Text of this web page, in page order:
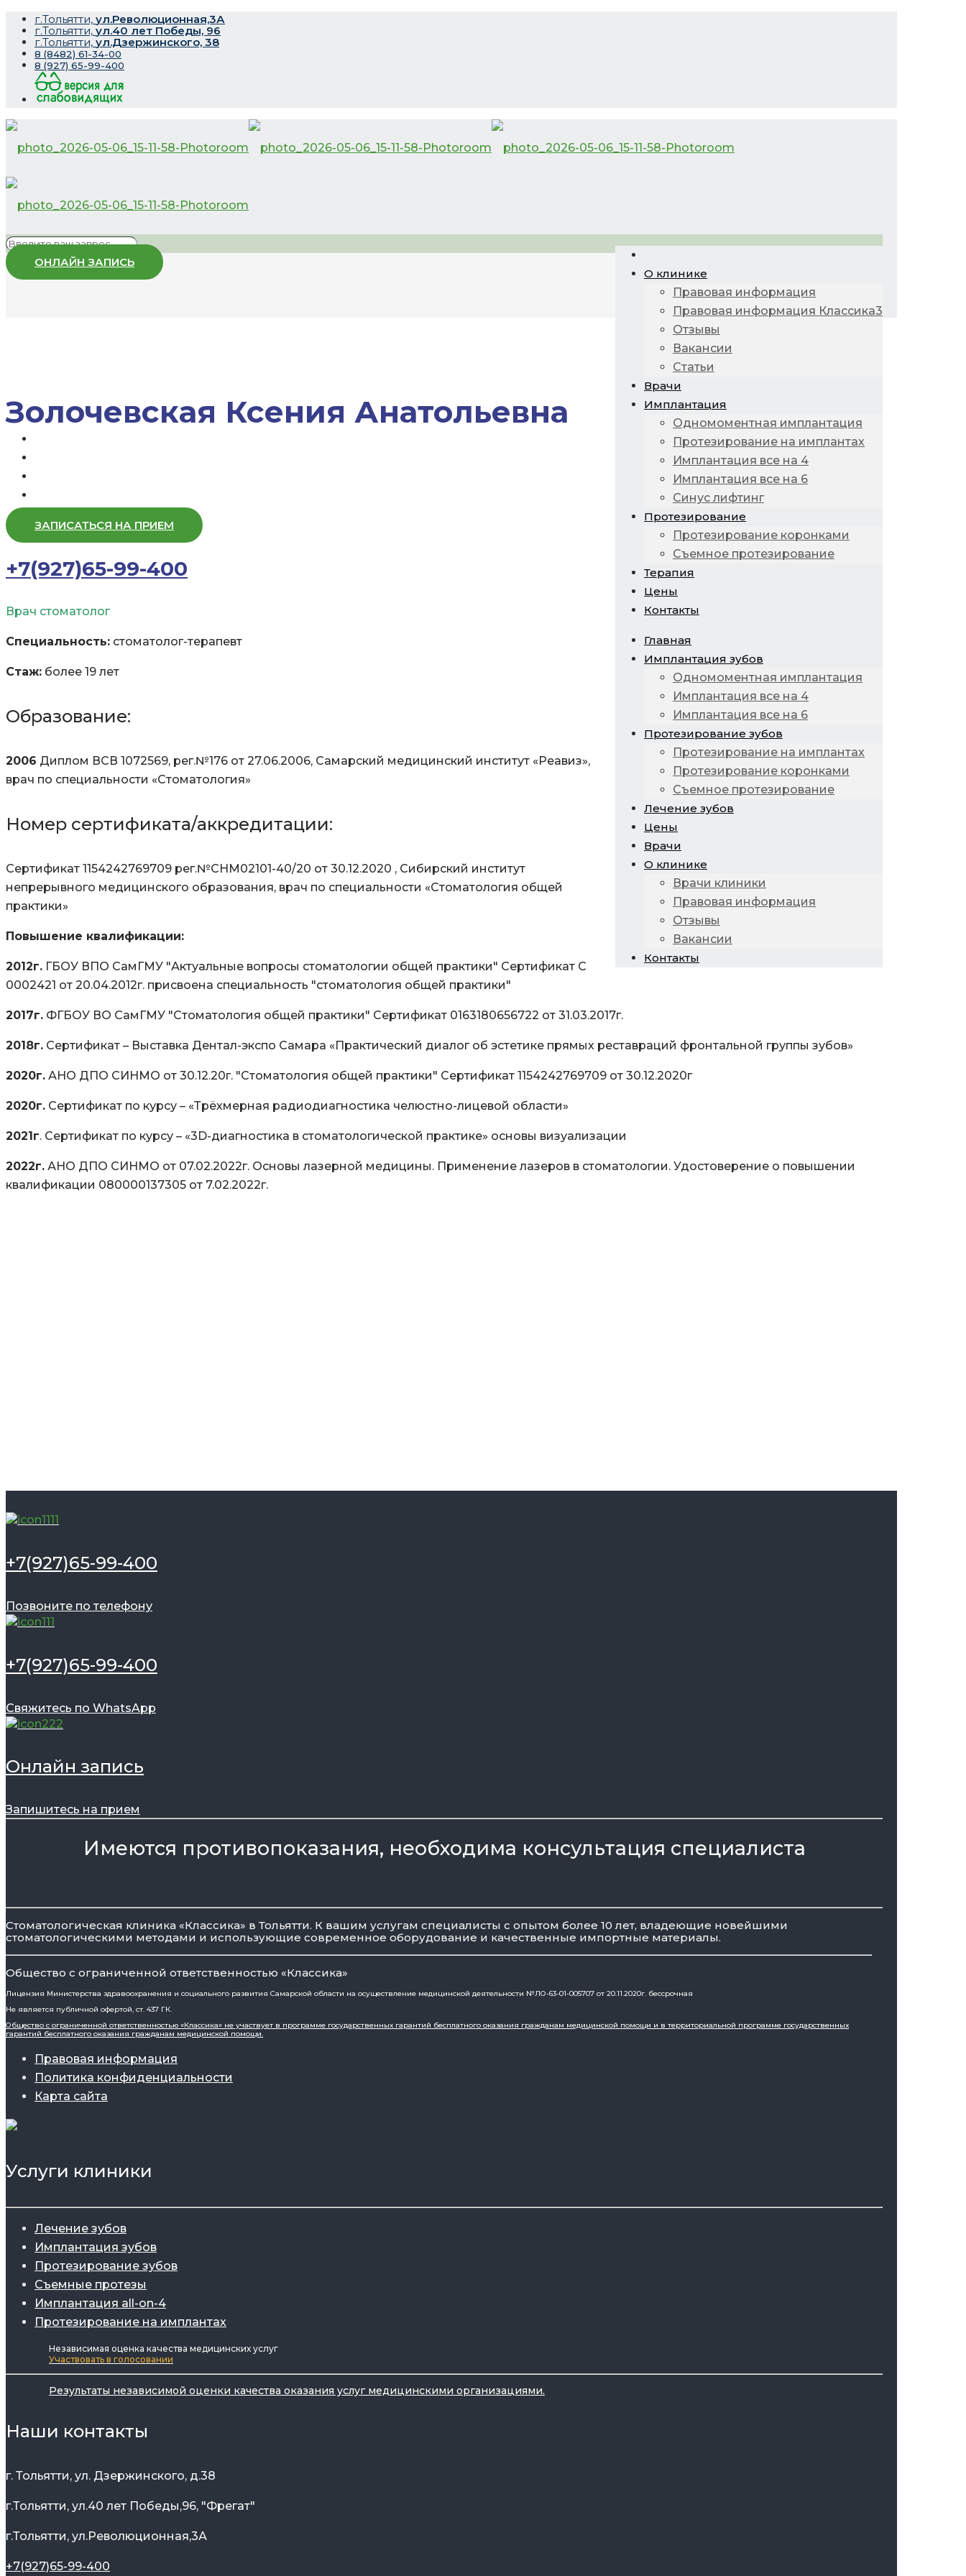
г.Тольятти, ул.Революционная,3А
г.Тольятти, ул.40 лет Победы, 96
г.Тольятти, ул.Дзержинского, 38
8 (8482) 61-34-00
8 (927) 65-99-400
О клинике
Правовая информация
Правовая информация Классика3
Отзывы
Вакансии
Статьи
Врачи
Имплантация
Одномоментная имплантация
Протезирование на имплантах
Имплантация все на 4
Имплантация все на 6
Синус лифтинг
Протезирование
Протезирование коронками
Съемное протезирование
Терапия
Цены
Контакты
Главная
Имплантация зубов
Одномоментная имплантация
Имплантация все на 4
Имплантация все на 6
Протезирование зубов
Протезирование на имплантах
Протезирование коронками
Съемное протезирование
Лечение зубов
Цены
Врачи
О клинике
Врачи клиники
Правовая информация
Отзывы
Вакансии
Контакты
ОНЛАЙН ЗАПИСЬ
Золочевская Ксения Анатольевна
ЗАПИСАТЬСЯ НА ПРИЕМ
+7(927)65-99-400
Врач стоматолог
Специальность: стоматолог-терапевт
Стаж: более 19 лет
Образование:
2006 Диплом ВСВ 1072569, рег.№176 от 27.06.2006, Самарский медицинский институт «Реавиз»,
врач по специальности «Стоматология»
Номер сертификата/аккредитации:
Сертификат 1154242769709 рег.№СНМ02101-40/20 от 30.12.2020 , Сибирский институт
непрерывного медицинского образования, врач по специальности «Стоматология общей
практики»
Повышение квалификации:
2012г. ГБОУ ВПО СамГМУ "Актуальные вопросы стоматологии общей практики" Сертификат С
0002421 от 20.04.2012г. присвоена специальность "стоматология общей практики"
2017г. ФГБОУ ВО СамГМУ "Стоматология общей практики" Сертификат 0163180656722 от 31.03.2017г.
2018г. Сертификат – Выставка Дентал-экспо Самара «Практический диалог об эстетике прямых реставраций фронтальной группы зубов»
2020г. АНО ДПО СИНМО от 30.12.20г. "Стоматология общей практики" Сертификат 1154242769709 от 30.12.2020г
2020г. Сертификат по курсу – «Трёхмерная радиодиагностика челюстно-лицевой области»
2021г. Сертификат по курсу – «3D-диагностика в стоматологической практике» основы визуализации
2022г. АНО ДПО СИНМО от 07.02.2022г. Основы лазерной медицины. Применение лазеров в стоматологии. Удостоверение о повышении
квалификации 080000137305 от 7.02.2022г.
+7(927)65-99-400
Позвоните по телефону
+7(927)65-99-400
Свяжитесь по WhatsApp
Онлайн запись
Запишитесь на прием
Имеются противопоказания, необходима консультация специалиста
Стоматологическая клиника «Классика» в Тольятти. К вашим услугам специалисты с опытом более 10 лет, владеющие новейшими
стоматологическими методами и использующие современное оборудование и качественные импортные материалы.
Общество с ограниченной ответственностью «Классика»
Лицензия Министерства здравоохранения и социального развития Самарской области на осуществление медицинской деятельности №ЛО-63-01-005707 от 20.11.2020г. бессрочная
Не является публичной офертой, ст. 437 ГК.
Общество с ограниченной ответственностью «Классика» не участвует в программе государственных гарантий бесплатного оказания гражданам медицинской помощи и в территориальной программе государственных
гарантий бесплатного оказания гражданам медицинской помощи.
Правовая информация
Политика конфиденциальности
Карта сайта
Услуги клиники
Лечение зубов
Имплантация зубов
Протезирование зубов
Съемные протезы
Имплантация all-on-4
Протезирование на имплантах
Независимая оценка качества медицинских услуг
Участвовать в голосовании
Результаты независимой оценки качества оказания услуг медицинскими организациями.
Наши контакты
г. Тольятти, ул. Дзержинского, д.38
г.Тольятти, ул.40 лет Победы,96, "Фрегат"
г.Тольятти, ул.Революционная,3А
+7(927)65-99-400